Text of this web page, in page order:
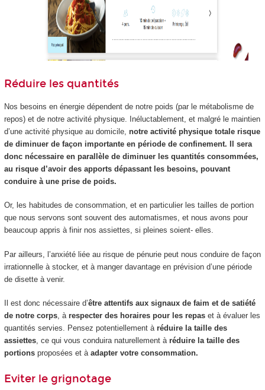
Réduire les quantités
Nos besoins en énergie dépendent de notre poids (par le métabolisme de
repos) et de notre activité physique. Inéluctablement, et malgré le maintien
d’une activité physique au domicile, notre activité physique totale risque
de diminuer de façon importante en période de confinement. Il sera
donc nécessaire en parallèle de diminuer les quantités consommées,
au risque d’avoir des apports dépassant les besoins, pouvant
conduire à une prise de poids.
Or, les habitudes de consommation, et en particulier les tailles de portion
que nous servons sont souvent des automatismes, et nous avons pour
beaucoup appris à finir nos assiettes, si pleines soient- elles.
Par ailleurs, l’anxiété liée au risque de pénurie peut nous conduire de façon
irrationnelle à stocker, et à manger davantage en prévision d’une période
de disette à venir.
Il est donc nécessaire d’être attentifs aux signaux de faim et de satiété
de notre corps, à respecter des horaires pour les repaset à évaluer les
quantités servies. Pensez potentiellement à réduire la taille des
assiettes, ce qui vous conduira naturellement à réduire la taille des
portions proposées et à adapter votre consommation.
Eviter le grignotage